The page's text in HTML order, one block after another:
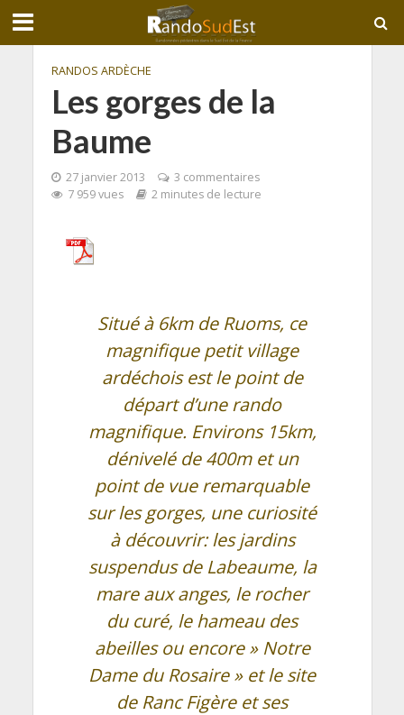
RANDOS ARDÈCHE
Les gorges de la
Baume
27 janvier 2013
3 commentaires
7 959 vues
2 minutes de lecture
Situé à 6km de Ruoms, ce
magnifique petit village
ardéchois est le point de
départ d’une rando
magnifique. Environs 15km,
dénivelé de 400m et un
point de vue remarquable
sur les gorges, une curiosité
à découvrir: les jardins
suspendus de Labeaume, la
mare aux anges, le rocher
du curé, le hameau des
abeilles ou encore » Notre
Dame du Rosaire » et le site
de Ranc Figère et ses